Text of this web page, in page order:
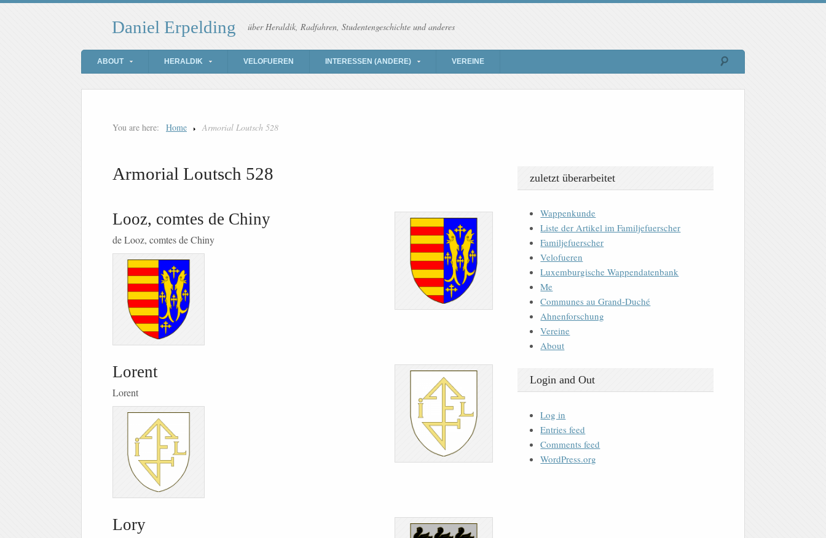
Daniel Erpelding über Heraldik, Radfahren, Studentengeschichte und anderes
ABOUT HERALDIK VELOFUEREN INTERESSEN (ANDERE) VEREINE
You are here: Home Armorial Loutsch 528
Armorial Loutsch 528
Looz, comtes de Chiny
de Looz, comtes de Chiny
Lorent
Lorent
Lory
zuletzt überarbeitet
Wappenkunde
Liste der Artikel im Familjefuerscher
Familjefuerscher
Velofueren
Luxemburgische Wappendatenbank
Me
Communes au Grand-Duché
Ahnenforschung
Vereine
About
Login and Out
Log in
Entries feed
Comments feed
WordPress.org